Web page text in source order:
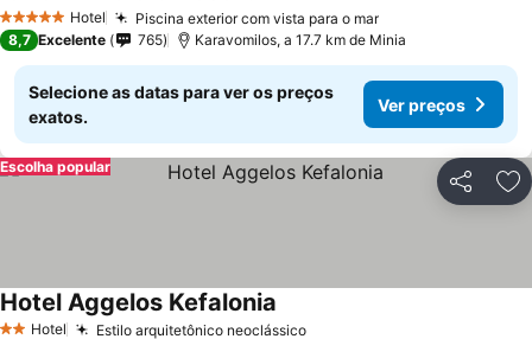
5 Estrelas Hotel Piscina exterior com vista para o marVer preços
8,7 Excelente 765 Karavomilos, a 17.7 km de Minia
Selecione as datas para ver os preços
exatos.
Ver preços
Partilhar
Escolha popular
Hotel Estilo arquitetônico neoclássicoVer preços
Hotel Aggelos Kefalonia